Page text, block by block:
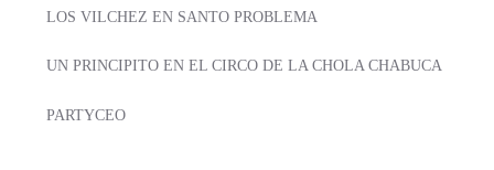
LOS VILCHEZ EN SANTO PROBLEMA
UN PRINCIPITO EN EL CIRCO DE LA CHOLA CHABUCA
PARTYCEO